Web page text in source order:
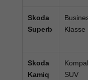
Skoda
Superb
Klasse
Skoda
Kamiq
SUV